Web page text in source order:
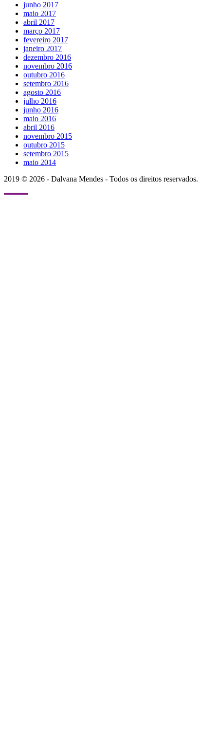
junho 2017
maio 2017
abril 2017
março 2017
fevereiro 2017
janeiro 2017
dezembro 2016
novembro 2016
outubro 2016
setembro 2016
agosto 2016
julho 2016
junho 2016
maio 2016
abril 2016
novembro 2015
outubro 2015
setembro 2015
maio 2014
2019 © 2026 - Dalvana Mendes - Todos os direitos reservados.